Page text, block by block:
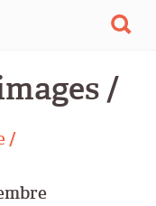
/
/